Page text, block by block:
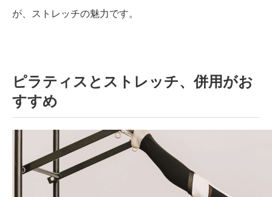
が、ストレッチの魅力です。
ピラティスとストレッチ、併用がお
すすめ